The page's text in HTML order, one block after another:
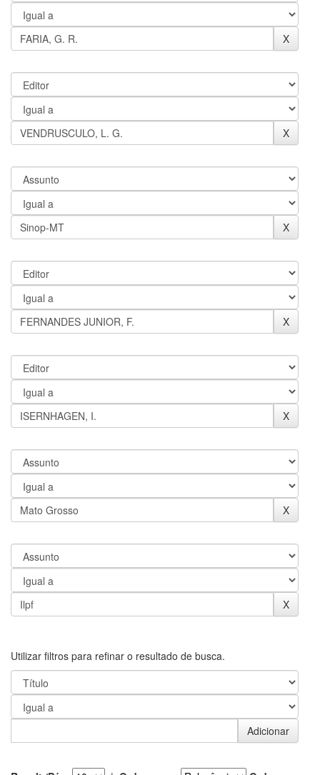
Utilizar filtros para refinar o resultado de busca.